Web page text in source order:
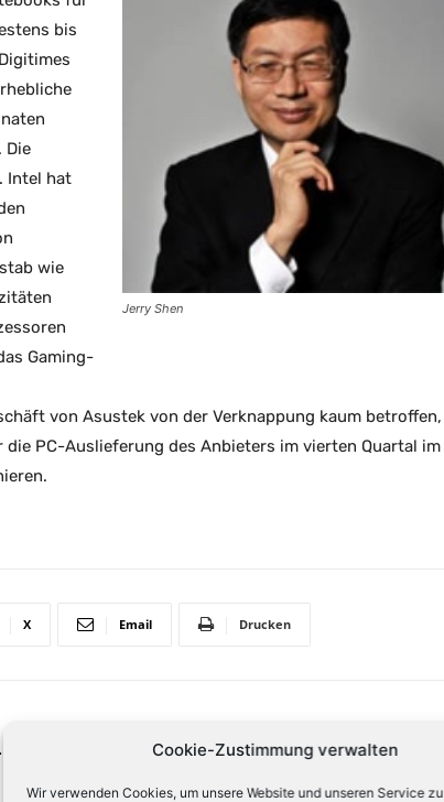
Cookie-Zustimmung verwalten
Wir verwenden Cookies, um unsere Website und unseren Service zu
Jerry Shen
bis
Die
Intel hat
wie
Gaming-
von Asustek von der Verknappung kaum betroffen,
PC-Auslieferung des Anbieters im vierten Quartal im
X Email Drucken
Dell will für Börsennotierung tiefer in die